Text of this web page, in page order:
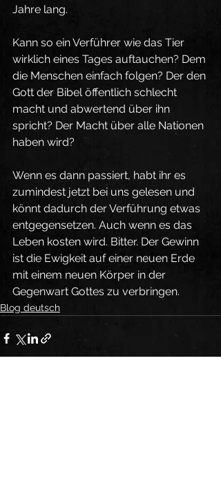
Jahre lang.
Kann so ein Verführer wie das Tier
wirklich eines Tages auftauchen? Dem
die Menschen einfach folgen? Der den
Gott der Bibel öffentlich schlecht
macht und abwertend über ihn
spricht? Der Macht über alle Nationen
haben wird?
Wenn es dann passiert, habt ihr es
zumindest jetzt bei uns gelesen und
könnt dadurch der Verführung etwas
entgegensetzen. Auch wenn es das
Leben kosten wird. Bitter. Der Gewinn
ist die Ewigkeit auf einer neuen Erde
mit einem neuen Körper in der
Gegenwart Gottes zu verbringen.
Blog deutsch